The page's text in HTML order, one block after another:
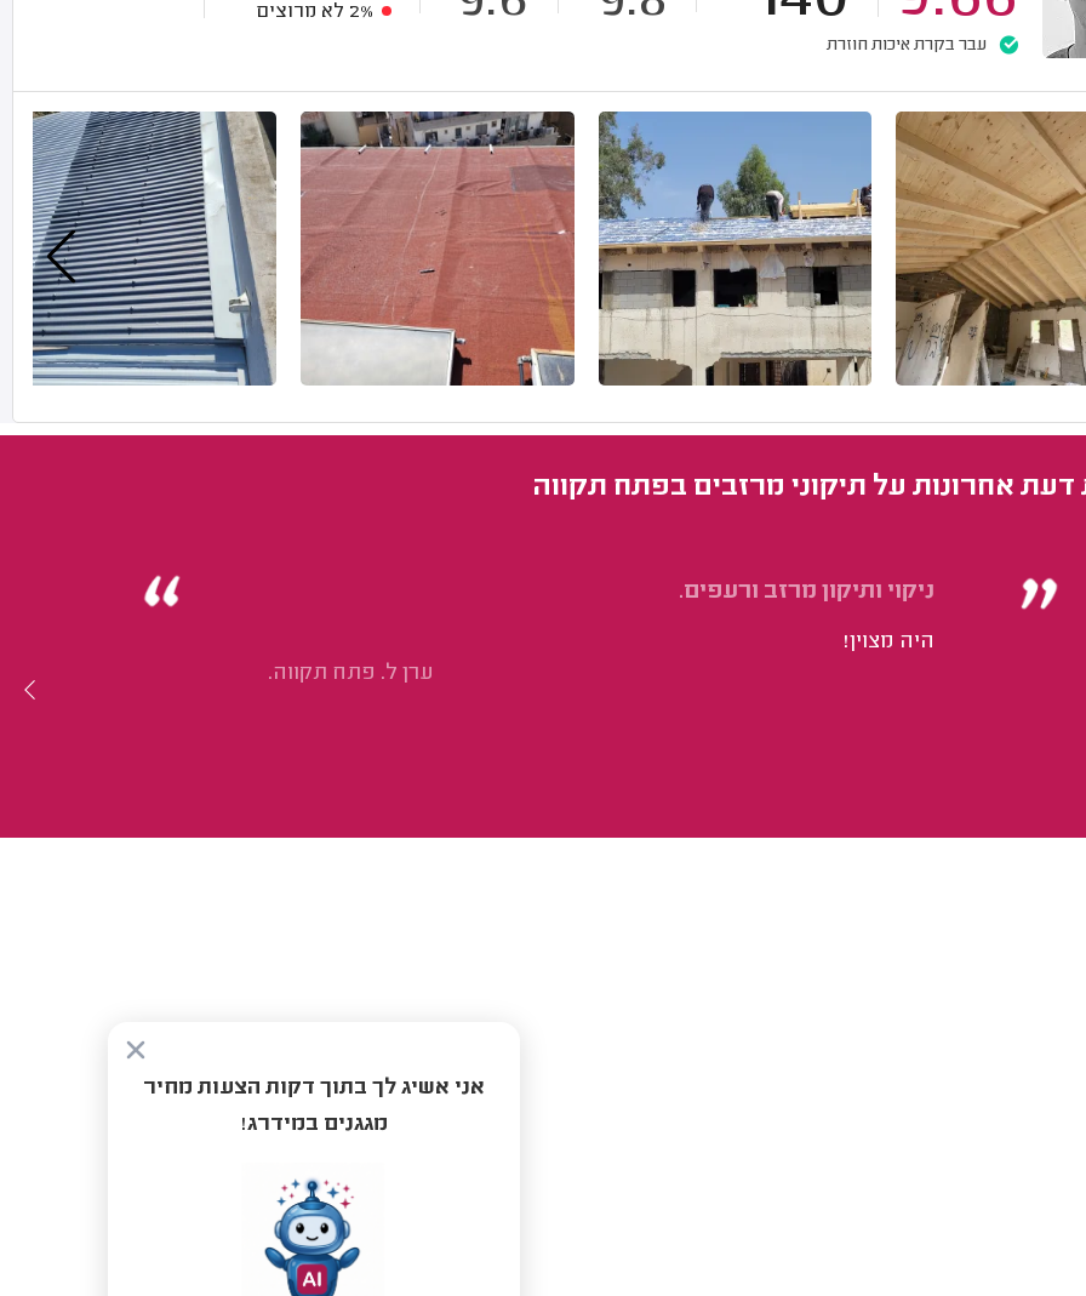
אני אשיג לך בתוך דקות הצעות מחיר
מגגנים במידרג!
עבר בקרת איכות חוזרת
2% לא מרוצים
דעת אחרונות על תיקוני מרזבים בפתח תקווה
ניקוי ותיקון מרזב ורעפים.
היה מצוין!
ערן ל. פתח תקווה.